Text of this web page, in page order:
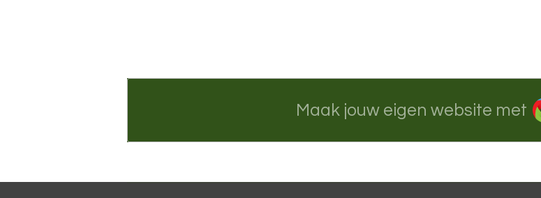
Maak jouw eigen website met